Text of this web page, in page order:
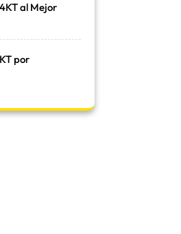
al Mejor
por